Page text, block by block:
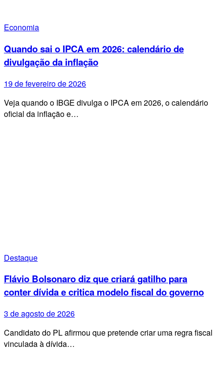
Economia
Quando sai o IPCA em 2026: calendário de
divulgação da inflação
19 de fevereiro de 2026
Veja quando o IBGE divulga o IPCA em 2026, o calendário
oficial da inflação e…
Destaque
Flávio Bolsonaro diz que criará gatilho para
conter dívida e critica modelo fiscal do governo
3 de agosto de 2026
Candidato do PL afirmou que pretende criar uma regra fiscal
vinculada à dívida…